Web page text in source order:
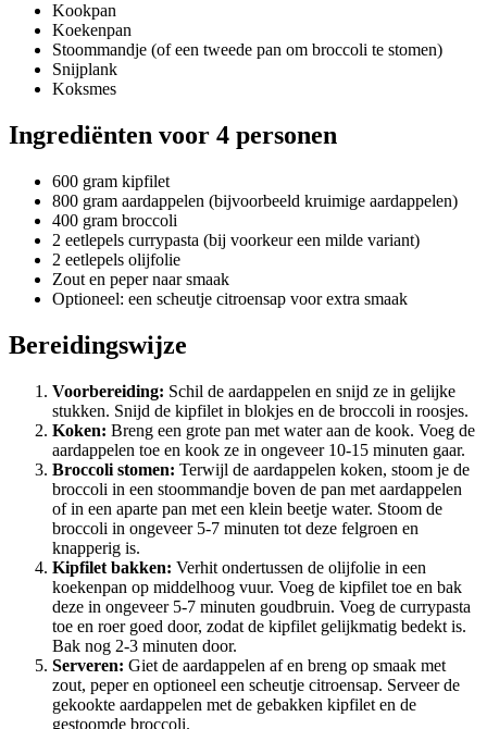
Kookpan
Koekenpan
Stoommandje (of een tweede pan om broccoli te stomen)
Snijplank
Koksmes
Ingrediënten voor 4 personen
600 gram kipfilet
800 gram aardappelen (bijvoorbeeld kruimige aardappelen)
400 gram broccoli
2 eetlepels currypasta (bij voorkeur een milde variant)
2 eetlepels olijfolie
Zout en peper naar smaak
Optioneel: een scheutje citroensap voor extra smaak
Bereidingswijze
Voorbereiding: Schil de aardappelen en snijd ze in gelijke
stukken. Snijd de kipfilet in blokjes en de broccoli in roosjes.
Koken: Breng een grote pan met water aan de kook. Voeg de
aardappelen toe en kook ze in ongeveer 10-15 minuten gaar.
Broccoli stomen: Terwijl de aardappelen koken, stoom je de
broccoli in een stoommandje boven de pan met aardappelen
of in een aparte pan met een klein beetje water. Stoom de
broccoli in ongeveer 5-7 minuten tot deze felgroen en
knapperig is.
Kipfilet bakken: Verhit ondertussen de olijfolie in een
koekenpan op middelhoog vuur. Voeg de kipfilet toe en bak
deze in ongeveer 5-7 minuten goudbruin. Voeg de currypasta
toe en roer goed door, zodat de kipfilet gelijkmatig bedekt is.
Bak nog 2-3 minuten door.
Serveren: Giet de aardappelen af en breng op smaak met
zout, peper en optioneel een scheutje citroensap. Serveer de
gekookte aardappelen met de gebakken kipfilet en de
gestoomde broccoli.